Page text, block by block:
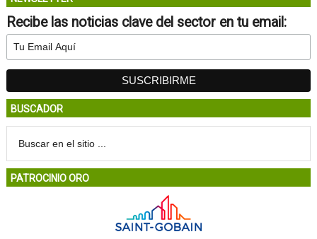
Recibe las noticias clave del sector en tu email:
BUSCADOR
PATROCINIO ORO